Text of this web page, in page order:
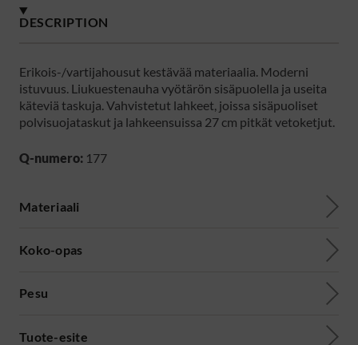
DESCRIPTION
Erikois-/vartijahousut kestävää materiaalia. Moderni
istuvuus. Liukuestenauha vyötärön sisäpuolella ja useita
käteviä taskuja. Vahvistetut lahkeet, joissa sisäpuoliset
polvisuojataskut ja lahkeensuissa 27 cm pitkät vetoketjut.
Q-numero: 177
Materiaali
Koko-opas
Pesu
Tuote-esite